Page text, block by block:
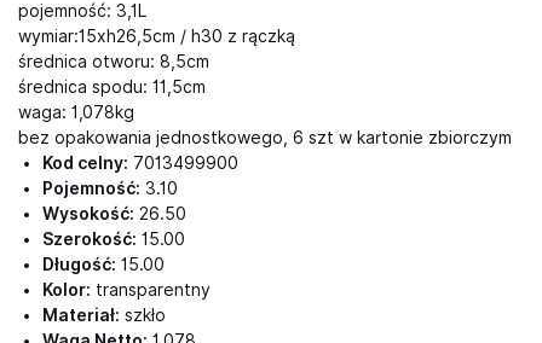
pojemność: 3,1L
wymiar:15xh26,5cm / h30 z rączką
średnica otworu: 8,5cm
średnica spodu: 11,5cm
waga: 1,078kg
bez opakowania jednostkowego, 6 szt w kartonie zbiorczym
Kod celny: 7013499900
Pojemność: 3.10
Wysokość: 26.50
Szerokość: 15.00
Długość: 15.00
Kolor: transparentny
Materiał: szkło